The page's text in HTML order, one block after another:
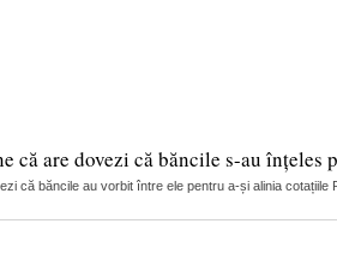
că are dovezi că băncile s-au înțeles
că băncile au vorbit între ele pentru a-și alinia